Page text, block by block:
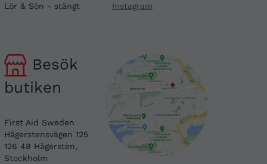
Lör & Sön - stängt
Instagram
Besök
butiken
First Aid Sweden
Hägerstensvägen 125
126 48 Hägersten,
Stockholm